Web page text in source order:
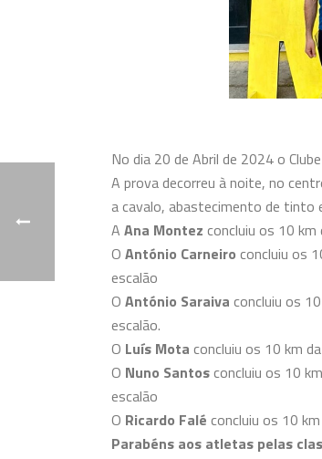
No dia 20 de Abril de 2024 o
A prova decorreu à noite, no
a cavalo, abastecimento de tinto
A Ana Montez concluiu os 10
O António Carneiro concluiu os
escalão
O António Saraiva concluiu os
escalão.
O Luís Mota concluiu os 10 km
O Nuno Santosconcluiu os 10
escalão
O Ricardo Falé concluiu os 10
Parabéns aos atletas pelas